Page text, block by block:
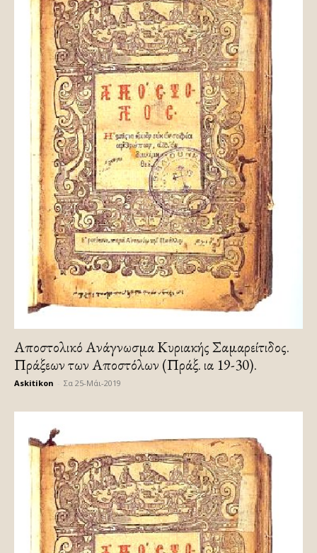
Αποστολικό Ανάγνωσμα Κυριακής Σαμαρείτιδος.
Πράξεων των Αποστόλων (Πράξ. ια 19-30).
Askitikon Σα 25-Μάι-2019